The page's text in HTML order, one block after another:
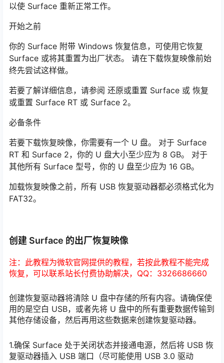
以使 Surface 重新正常工作。
开始之前
你的 Surface 附带 Windows 恢复信息，可使用它恢复
Surface 或将其重置为出厂状态。 请在下载恢复映像前始
终先尝试这样做。
若要了解详细信息，请参阅 还原或重置 Surface 或 恢复
或重置 Surface RT 或 Surface 2。
必备条件
若要下载恢复映像，你需要有一个 U 盘。 对于 Surface
RT 和 Surface 2，你的 U 盘大小至少应为 8 GB。 对于
其他所有 Surface 型号，你的 U 盘至少应为 16 GB。
加载恢复映像之前，所有 USB 恢复驱动器都必须格式化为
FAT32。
创建 Surface 的出厂恢复映像
注：此教程为微软官网提供的教程，若按此教程不能完成
恢复，可以联系站长付费协助解决，QQ：3326686660
创建恢复驱动器将清除 U 盘中存储的所有内容。请确保使
用的是空白 USB，或者先将 U 盘中的所有重要数据传输到
其他存储设备，然后再用这些数据来创建恢复驱动器。
1.确保 Surface 处于关闭状态并接通电源，然后将 USB 恢
复驱动器插入 USB 端口（尽可能使用 USB 3.0 驱动